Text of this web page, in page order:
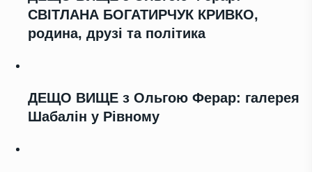
СВІТЛАНА БОГАТИРЧУК КРИВКО,
родина, друзі та політика
ДЕЩО ВИЩЕ з Ольгою Ферар: галерея
Шабалін у Рівному